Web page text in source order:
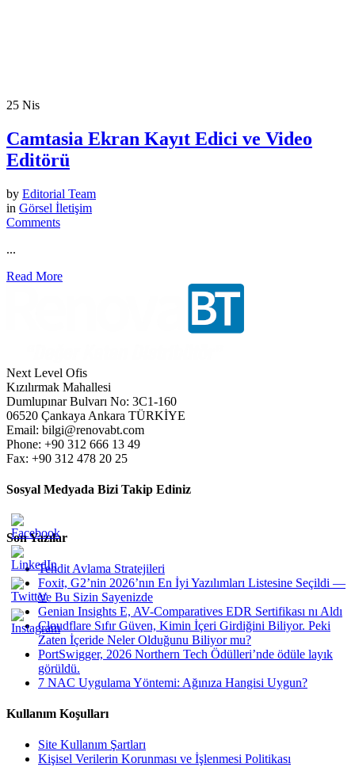
25 Nis
Camtasia Ekran Kayıt Edici ve Video
Editörü
by Editorial Team
in Görsel İletişim
Comments
...
Read More
Next Level Ofis
Kızılırmak Mahallesi
Dumlupınar Bulvarı No: 3C1-160
06520 Çankaya Ankara TÜRKİYE
Email: bilgi@renovabt.com
Phone: +90 312 666 13 49
Fax: +90 312 478 20 25
Sosyal Medyada Bizi Takip Ediniz
Son Yazılar
Tehdit Avlama Stratejileri
Foxit, G2’nin 2026’nın En İyi Yazılımları Listesine Seçildi —
Ve Bu Sizin Sayenizde
Genian Insights E, AV-Comparatives EDR Sertifikası nı Aldı
Cloudflare Sıfır Güven, Kimin İçeri Girdiğini Biliyor. Peki
Zaten İçeride Neler Olduğunu Biliyor mu?
PortSwigger, 2026 Northern Tech Ödülleri’nde ödüle layık
görüldü.
7 NAC Uygulama Yöntemi: Ağınıza Hangisi Uygun?
Kullanım Koşulları
Site Kullanım Şartları
Kişisel Verilerin Korunması ve İşlenmesi Politikası